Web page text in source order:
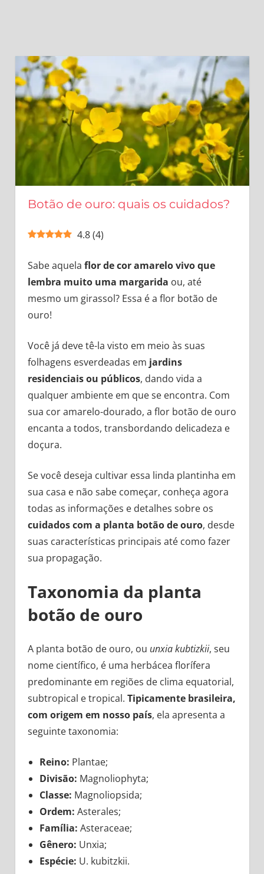
Botão de ouro: quais os cuidados?
4.8 (4)
Sabe aquela flor de cor amarelo vivo que
lembra muito uma margarida ou, até
mesmo um girassol? Essa é a flor botão de
ouro!
Você já deve tê-la visto em meio às suas
folhagens esverdeadas em jardins
residenciais ou públicos, dando vida a
qualquer ambiente em que se encontra. Com
sua cor amarelo-dourado, a flor botão de ouro
encanta a todos, transbordando delicadeza e
doçura.
Se você deseja cultivar essa linda plantinha em
sua casa e não sabe começar, conheça agora
todas as informações e detalhes sobre os
cuidados com a planta botão de ouro, desde
suas características principais até como fazer
sua propagação.
Taxonomia da planta
botão de ouro
A planta botão de ouro, ou unxia kubtizkii, seu
nome científico, é uma herbácea florífera
predominante em regiões de clima equatorial,
subtropical e tropical. Tipicamente brasileira,
com origem em nosso país, ela apresenta a
seguinte taxonomia:
Reino: Plantae;
Divisão: Magnoliophyta;
Classe: Magnoliopsida;
Ordem: Asterales;
Família: Asteraceae;
Gênero: Unxia;
Espécie: U. kubitzkii.